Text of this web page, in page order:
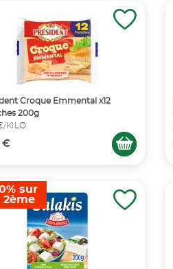
Croque Emmental x12
200g
KILO
€
sur
2ème